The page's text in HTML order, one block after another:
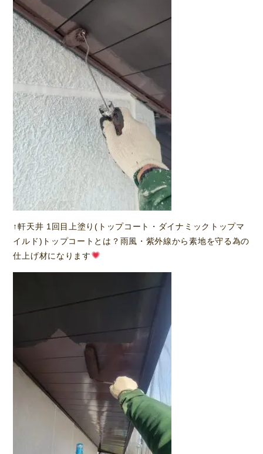
↑軒天井 1回目上塗り(トップコート・ダイナミックトップマ
イルド)トップコートとは？雨風・紫外線から素地を守る為の
仕上げ材になります